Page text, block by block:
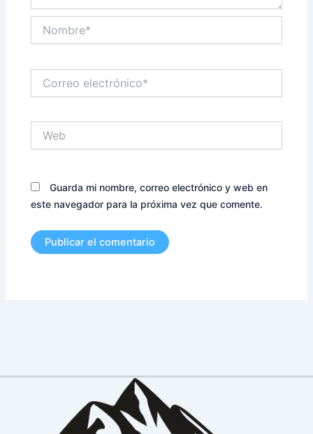
electrónico*
Guarda mi nombre, correo electrónico y web en
este navegador para la próxima vez que comente.